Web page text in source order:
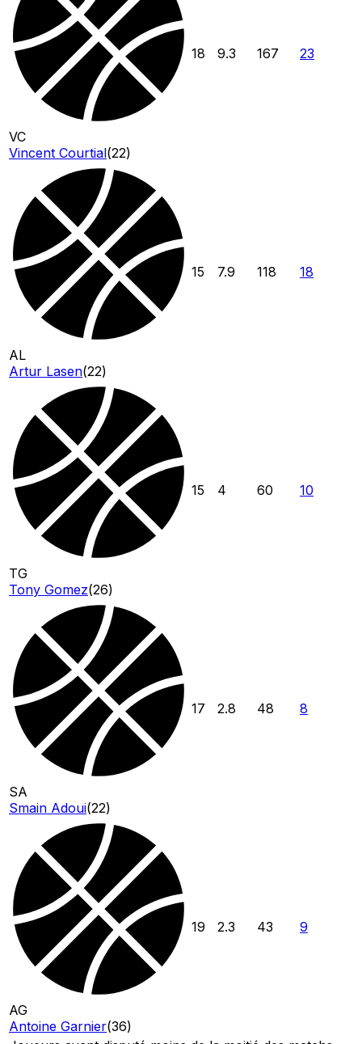
VC
Vincent Courtial(22)
18 9.3 167 23
AL
Artur Lasen(22)
15 7.9 118 18
TG
Tony Gomez(26)
15 4 60 10
SA
Smain Adoui(22)
17 2.8 48 8
AG
Antoine Garnier(36)
19 2.3 43 9